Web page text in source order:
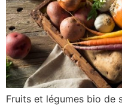
Fruits et légumes bio de